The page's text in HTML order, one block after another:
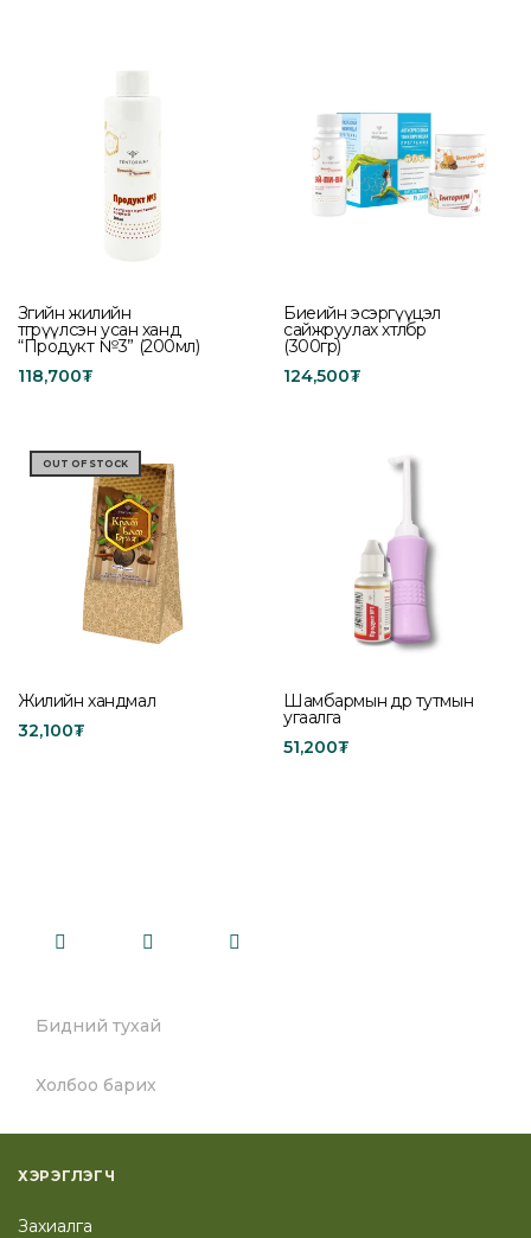
Зөгийн жилийн
өтгөрүүлсэн усан ханд
“Продукт №3” (200мл)
118,700₮
Биеийн эсэргүүцэл
сайжруулах хөтөлбөр
(300гр)
124,500₮
OUT OF STOCK
Жилийн хандмал
32,100₮
Шамбармын өдөр тутмын
угаалга
51,200₮
Бидний тухай
Холбоо барих
ХЭРЭГЛЭГЧ
Захиалга